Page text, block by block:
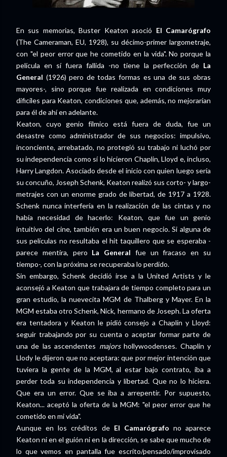
En sus memorias, Buster Keaton asoció El Camarógrafo
(The Cameraman, EU, 1928), su décimo-primer largometraje,
con "el peor error que he cometido en la vida". No porque la
película en sí fuera fallida -no tiene la perfección de La
General (1926) pero de todas formas es una de sus obras
mayores-, sino porque fue realizada en condiciones muy
dificiles para Keaton, condiciones que, además, no mejorarían
para él de ahí en adelante.
Keaton, cuyo genio fílmico está fuera de duda, fue un
desastre como administrador de sus negocios: impulsivo,
inconciente, arrebatado, no protegió su trabajo ni luchó por
su independencia como sí lo hicieron Chaplin, Lloyd e, incluso,
Harry Langdon. Asociado desde el inicio con quien luego sería
su concuño, Joseph Schenk, Keaton realizó sus corto- y largo-
metrajes con un enorme grado de libertad, de 1917 a 1928.
Schenk nunca interfería en la realización de las cintas y no
había necesidad de hacerlo: Keaton, que fue un genio
intuitivo del cine, también era un buen negocio. Si alguna de
sus películas no resultaba el hit taquillero que se esperaba -
parece mentira, pero La General fue un fracaso en su
tiempo-, con la próxima se recuperaba lo perdido.
Sin embargo, Schenk decidió irse a la United Artists y le
aconsejó a Keaton que trabajara de tiempo completo para un
gran estudio, la nuevecita MGM de Thalberg y Mayer. En la
MGM estaba otro Schenk, Nick, hermano de Joseph. La oferta
era tentadora y Keaton le pidió consejo a Chaplin y Lloyd:
seguir trabajando por su cuenta o aceptar formar parte de
una de las ascendentes majorshollywoodenses. Chaplin y
Llody le dijeron que no aceptara: que por mejor intención que
tuviera la gente de la MGM, al estar bajo contrato, iba a
perder toda su independencia y libertad. Que no lo hiciera.
Que era un error. Que se iba a arrepentir. Por supuesto,
Keaton... aceptó la oferta de la MGM: "el peor error que he
cometido en mi vida".
Aunque en los créditos de El Camarógrafo no aparece
Keaton ni en el guión ni en la dirección, se sabe que mucho de
lo que vemos en pantalla fue escrito/pensado/improvisado